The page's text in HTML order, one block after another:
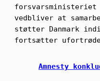
forsvarsministeriet
vedbliver at
støtter Danmark
fortsætter
Amnesty